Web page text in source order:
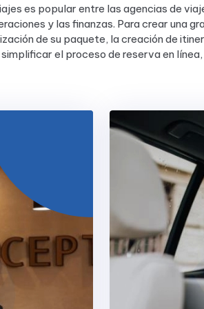
es popular entre las agencias de
y las finanzas. Para crear una
de su paquete, la creación de
el proceso de reserva en